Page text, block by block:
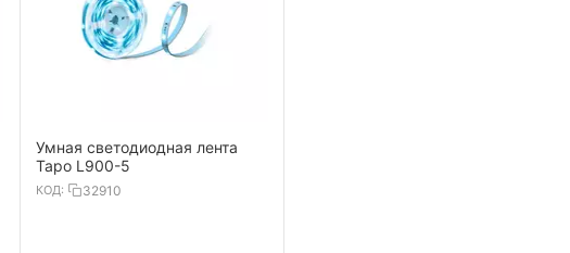
Умная светодиодная лента
Tapo L900-5
КОД: 32910